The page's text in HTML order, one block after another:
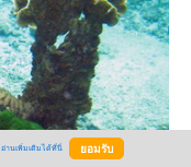
อ่านเพิ่มเติมได้ที่นี่